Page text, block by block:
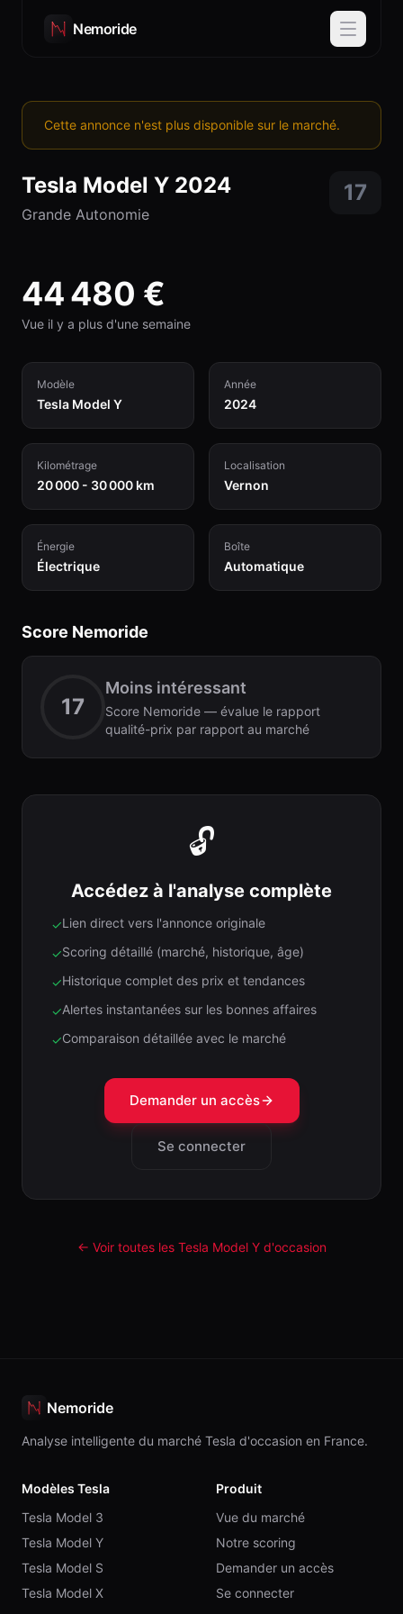
Nemoride
Cette annonce n'est plus disponible sur le marché.
Tesla Model Y 2024
Grande Autonomie
17
44 480 €
Vue il y a plus d'une semaine
Modèle
Tesla Model Y
Année
2024
Kilométrage
20 000 - 30 000 km
Localisation
Vernon
Énergie
Électrique
Boîte
Automatique
Score Nemoride
17
Moins intéressant
Score Nemoride — évalue le rapport
qualité-prix par rapport au marché
🔓
Accédez à l'analyse complète
✓Lien direct vers l'annonce originale
✓Scoring détaillé (marché, historique, âge)
✓Historique complet des prix et tendances
✓Alertes instantanées sur les bonnes affaires
✓Comparaison détaillée avec le marché
Demander un accès
Se connecter
← Voir toutes les Tesla Model Yd'occasion
Nemoride
Analyse intelligente du marché Tesla d'occasion en France.
Modèles Tesla
Tesla Model 3
Tesla Model Y
Tesla Model S
Tesla Model X
Produit
Vue du marché
Notre scoring
Demander un accès
Se connecter